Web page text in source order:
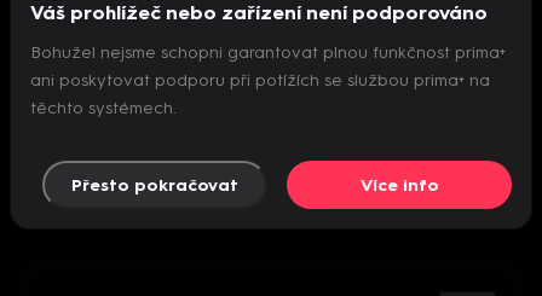
Nepodařilo se inicializovat přehrávač
Váš prohlížeč nebo zařízení není podporováno
Bohužel nejsme schopni garantovat plnou funkčnost prima+
ani poskytovat podporu při potížích se službou prima+ na
těchto systémech.
Přesto pokračovat Více info